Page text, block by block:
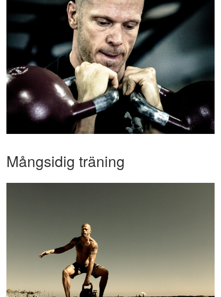
Mångsidig träning